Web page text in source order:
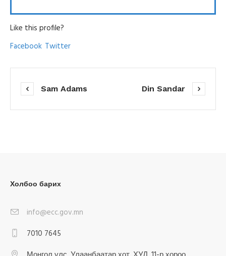
Like this profile?
Facebook Twitter
Sam Adams Din Sandar
Холбоо барих
info@ecc.gov.mn
7010 7645